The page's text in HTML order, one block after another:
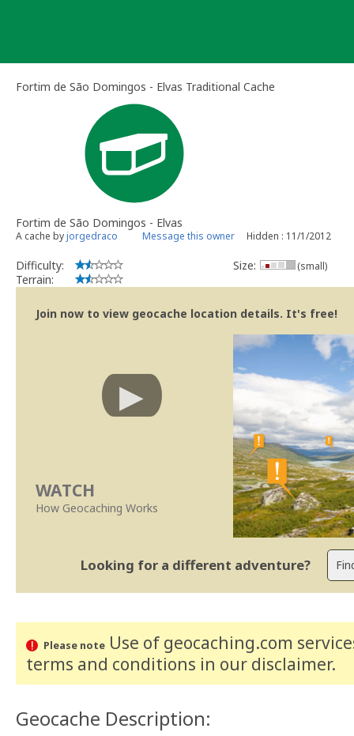
Fortim de São Domingos - Elvas Traditional Cache
Fortim de São Domingos - Elvas
A cache byjorgedraco Message this owner Hidden : 11/1/2012
Difficulty:
Terrain:
Size: (small)
Join now to view geocache location details. It's free!
WATCH
How Geocaching Works
Looking for a different adventure?
Please noteUse of geocaching.com
terms and conditions in our disclaimer.
Geocache Description: